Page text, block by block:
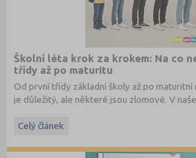
Školní léta krok za krokem: Na co
třídy až po maturitu
Od první třídy základní školy až po maturitní
je důležitý, ale některé jsou zlomové. V
Celý článek